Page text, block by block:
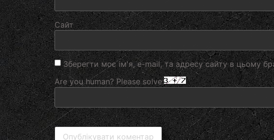
Сайт
Зберегти моє ім'я, e-mail, та адресу сайту в цьому
Are you human? Please solve: